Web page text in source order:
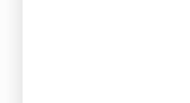
Noms du médicament